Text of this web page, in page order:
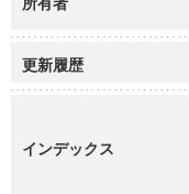
更新履歴
インデックス